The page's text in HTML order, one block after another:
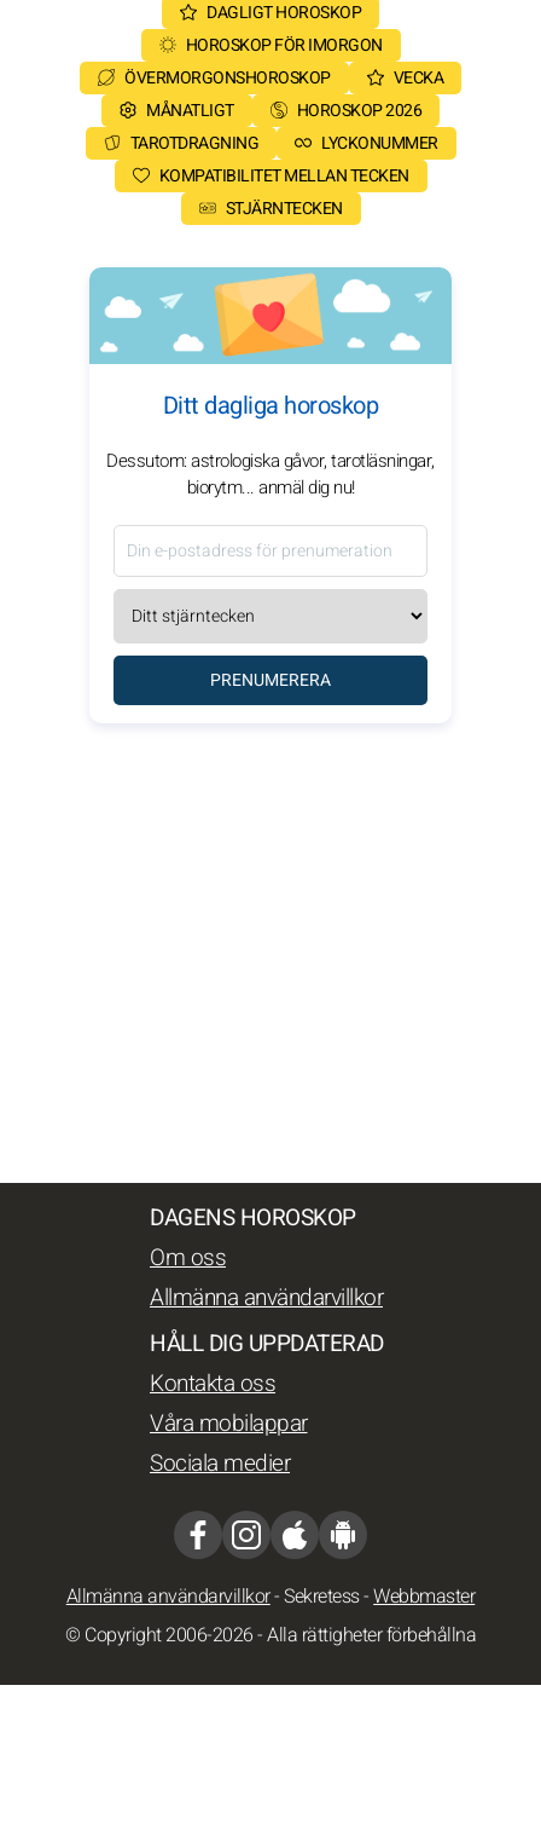
DAGLIGT HOROSKOP
HOROSKOP FÖR IMORGON
ÖVERMORGONSHOROSKOP
VECKA
MÅNATLIGT
HOROSKOP 2026
TAROTDRAGNING
LYCKONUMMER
KOMPATIBILITET MELLAN TECKEN
STJÄRNTECKEN
Ditt dagliga horoskop
Dessutom: astrologiska gåvor, tarotläsningar,
biorytm... anmäl dig nu!
PRENUMERERA
DAGENS HOROSKOP
Om oss
Allmänna användarvillkor
HÅLL DIG UPPDATERAD
Kontakta oss
Våra mobilappar
Sociala medier
Allmänna användarvillkor-Sekretess-Webbmaster
© Copyright 2006-2026 - Alla rättigheter förbehållna